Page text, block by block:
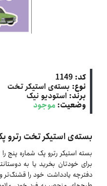
کد: 1149
نوع: بسته‌ی استیکر تخت
برند: استودیو نیک
وضعیت: موجود
بسته‌ی استیکر تخت رترو
بسته استیکر رترو پک شماره پنج
برای خودتان بخرید یا به
دفترچه یادداشت خود را